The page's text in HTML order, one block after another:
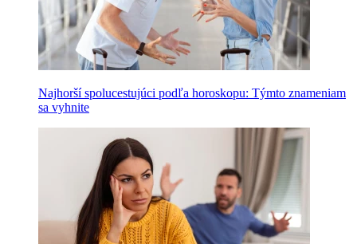
Najhorší spolucestujúci podľa horoskopu: Týmto znameniam
sa vyhnite